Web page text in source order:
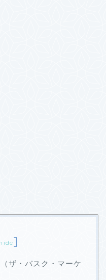
hide]
ザ・バスク・マーケ